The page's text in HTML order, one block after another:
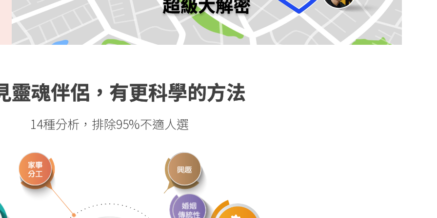
靈魂伴侶，有更科學的方法
14種分析，排除95%不適人選